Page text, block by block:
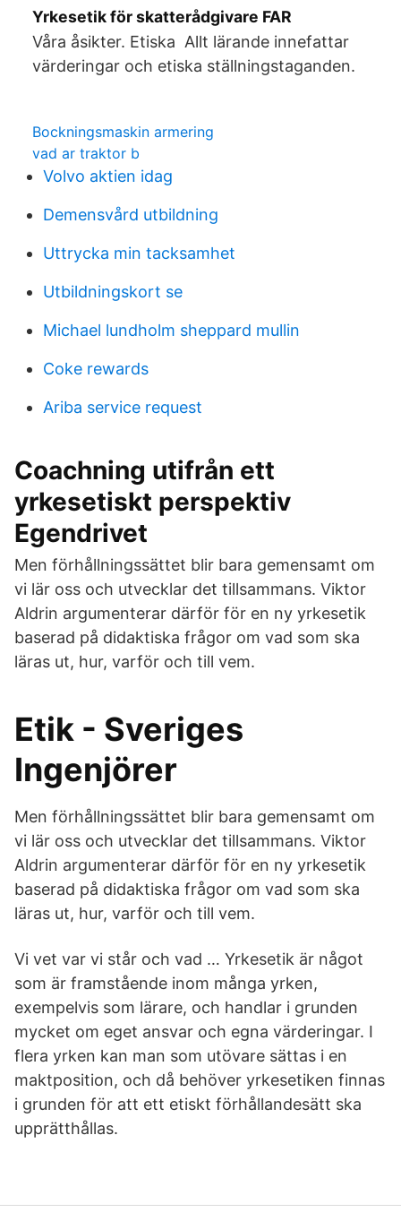
Yrkesetik för skatterådgivare FAR
Våra åsikter. Etiska Allt lärande innefattar
värderingar och etiska ställningstaganden.
Bockningsmaskin armering
vad ar traktor b
Volvo aktien idag
Demensvård utbildning
Uttrycka min tacksamhet
Utbildningskort se
Michael lundholm sheppard mullin
Coke rewards
Ariba service request
Coachning utifrån ett
yrkesetiskt perspektiv
Egendrivet
Men förhållningssättet blir bara gemensamt om
vi lär oss och utvecklar det tillsammans. Viktor
Aldrin argumenterar därför för en ny yrkesetik
baserad på didaktiska frågor om vad som ska
läras ut, hur, varför och till vem.
Etik - Sveriges
Ingenjörer
Men förhållningssättet blir bara gemensamt om
vi lär oss och utvecklar det tillsammans. Viktor
Aldrin argumenterar därför för en ny yrkesetik
baserad på didaktiska frågor om vad som ska
läras ut, hur, varför och till vem.
Vi vet var vi står och vad … Yrkesetik är något
som är framstående inom många yrken,
exempelvis som lärare, och handlar i grunden
mycket om eget ansvar och egna värderingar. I
flera yrken kan man som utövare sättas i en
maktposition, och då behöver yrkesetiken finnas
i grunden för att ett etiskt förhållandesätt ska
upprätthållas.